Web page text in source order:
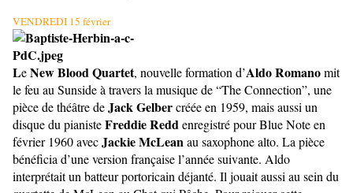
VENDREDI 15 février
LeNew Blood Quartet, nouvelle formation d’Aldo Romanomit
le feu au Sunside à travers la musique de “The Connection”, une
pièce de théâtre deJack Gelbercréée en 1959, mais aussi un
disque du pianisteFreddie Reddenregistré pour Blue Note en
février 1960 avecJackie McLeanau saxophone alto. La pièce
bénéficia d’une version française l’année suivante. Aldo
interprétait un batteur portoricain déjanté. Il jouait aussi au sein du